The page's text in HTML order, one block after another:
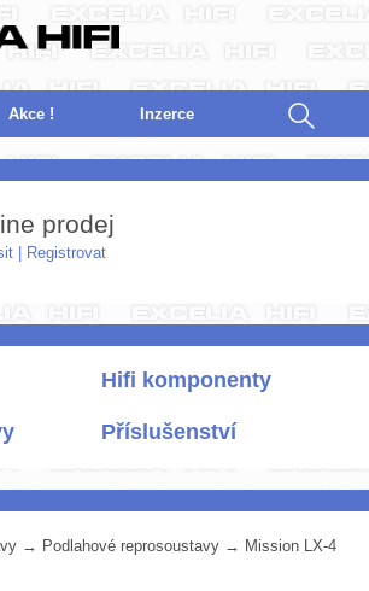
Akce ! nzerce
prodej
Registrovat
Hifi komponenty
Příslušenství
→ Podlahové reprosoustavy → Mission LX-4